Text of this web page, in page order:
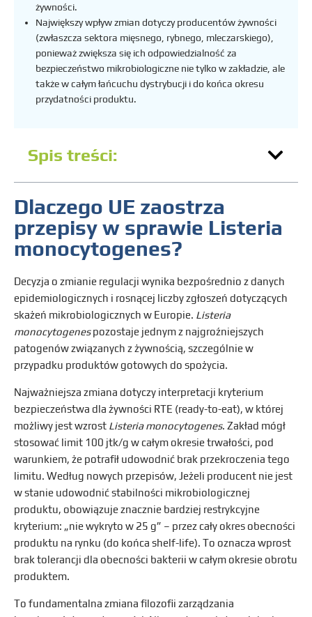
żywności.
Największy wpływ zmian dotyczy producentów żywności
(zwłaszcza sektora mięsnego, rybnego, mleczarskiego),
ponieważ zwiększa się ich odpowiedzialność za
bezpieczeństwo mikrobiologiczne nie tylko w zakładzie, ale
także w całym łańcuchu dystrybucji i do końca okresu
przydatności produktu.
Spis treści:
Dlaczego UE zaostrza
przepisy w sprawie Listeria
monocytogenes?
Decyzja o zmianie regulacji wynika bezpośrednio z danych
epidemiologicznych i rosnącej liczby zgłoszeń dotyczących
skażeń mikrobiologicznych w Europie. Listeria
monocytogenespozostaje jednym z najgroźniejszych
patogenów związanych z żywnością, szczególnie w
przypadku produktów gotowych do spożycia.
Najważniejsza zmiana dotyczy interpretacji kryterium
bezpieczeństwa dla żywności RTE (ready-to-eat), w której
możliwy jest wzrost Listeria monocytogenes. Zakład mógł
stosować limit 100 jtk/g w całym okresie trwałości, pod
warunkiem, że potrafił udowodnić brak przekroczenia tego
limitu. Według nowych przepisów, Jeżeli producent nie jest
w stanie udowodnić stabilności mikrobiologicznej
produktu, obowiązuje znacznie bardziej restrykcyjne
kryterium: „nie wykryto w 25 g” – przez cały okres obecności
produktu na rynku (do końca shelf-life). To oznacza wprost
brak tolerancji dla obecności bakterii w całym okresie obrotu
produktem.
To fundamentalna zmiana filozofii zarządzania